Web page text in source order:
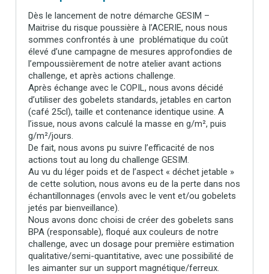
Dès le lancement de notre démarche GESIM –
Maitrise du risque poussière à l’ACERIE, nous nous
sommes confrontés à une problématique du coût
élevé d’une campagne de mesures approfondies de
l’empoussièrement de notre atelier avant actions
challenge, et après actions challenge.
Après échange avec le COPIL, nous avons décidé
d’utiliser des gobelets standards, jetables en carton
(café 25cl), taille et contenance identique usine. A
l’issue, nous avons calculé la masse en g/m², puis
g/m²/jours.
De fait, nous avons pu suivre l’efficacité de nos
actions tout au long du challenge GESIM.
Au vu du léger poids et de l’aspect « déchet jetable »
de cette solution, nous avons eu de la perte dans nos
échantillonnages (envols avec le vent et/ou gobelets
jetés par bienveillance).
Nous avons donc choisi de créer des gobelets sans
BPA (responsable), floqué aux couleurs de notre
challenge, avec un dosage pour première estimation
qualitative/semi-quantitative, avec une possibilité de
les aimanter sur un support magnétique/ferreux.